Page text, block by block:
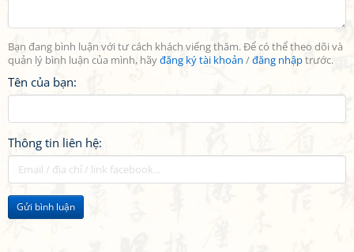
Bạn đang bình luận với tư cách khách viếng thăm. Để có thể theo dõi và
quản lý bình luận của mình, hãyđăng ký tài khoản /đăng nhậptrước.
Tên của bạn:
Thông tin liên hệ:
Gửi bình luận